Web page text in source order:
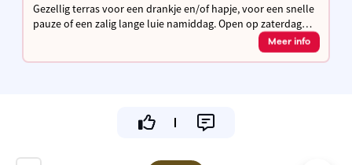
Gezellig terras voor een drankje en/of hapje, voor een snelle
pauze of een zalig lange luie namiddag. Open op zaterdag
(14u-19u), zondag en feestdagen (11u-18u), van mei tot en
Meer info